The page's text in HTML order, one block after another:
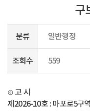
구
분류 일반행정
조회수 559
⊙ 고 시
제2026-10호 : 마포로5구